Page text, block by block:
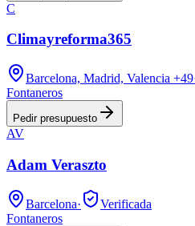
C
Climayreforma365
Barcelona, Madrid, Valencia +49
Fontaneros
Pedir presupuesto
AV
Adam Veraszto
Barcelona·
Verificada
Fontaneros